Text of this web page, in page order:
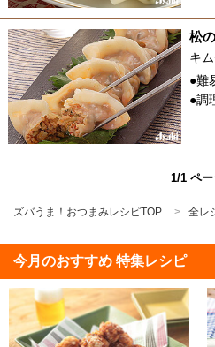
松
キ
●難
●調
1/1 ペ
ズバうま！おつまみレシピTOP 全レ
今月のおすすめ 特集レシピ